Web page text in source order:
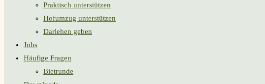
Praktisch unterstützen
Hofumzug unterstützen
Darlehen geben
Jobs
Häufige Fragen
Bietrunde